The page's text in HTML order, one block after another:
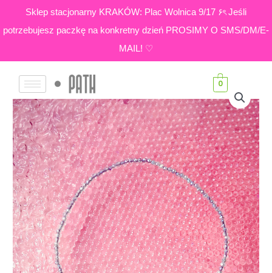
Sklep stacjonarny KRAKÓW: Plac Wolnica 9/17 ۶ৎ Jeśli
potrzebujesz paczkę na konkretny dzień PROSIMY O SMS/DM/E-
MAIL! ♡
content
0
ilość
Labradoryt
|
Bransoletka
z
małych
kamieni
Sparkle